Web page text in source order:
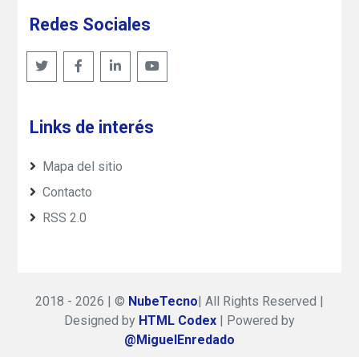
Redes Sociales
Links de interés
Mapa del sitio
Contacto
RSS 2.0
2018 - 2026 | © NubeTecno| All Rights Reserved |
Designed by HTML Codex | Powered by
@MiguelEnredado